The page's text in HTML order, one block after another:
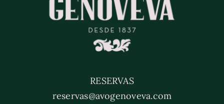
RESERVAS
reservas@avogenoveva.com